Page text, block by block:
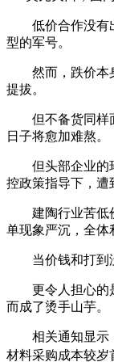
低价合作没有出
型的军号。
然而，跌价本身
提拔。
但不备货同样面
日子将愈加难熬。
但头部企业的环
控政策指导下，遭
建陶行业苦低价
单现象严沉，全体
当价钱和打到没
更令人担心的是
而成了烫手山芋。
相关通知显示，
材料采购成本较岁